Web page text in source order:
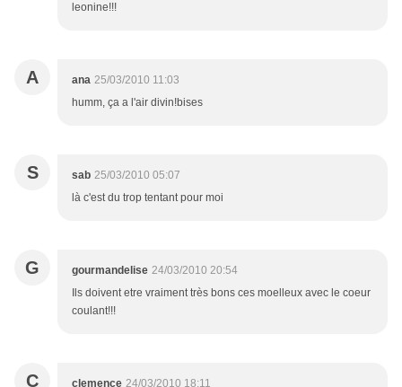
leonine!!!
A ana 25/03/2010 11:03
humm, ça a l'air divin!bises
S sab 25/03/2010 05:07
là c'est du trop tentant pour moi
G gourmandelise 24/03/2010 20:54
Ils doivent etre vraiment très bons ces moelleux avec le coeur
coulant!!!
C clemence 24/03/2010 18:11